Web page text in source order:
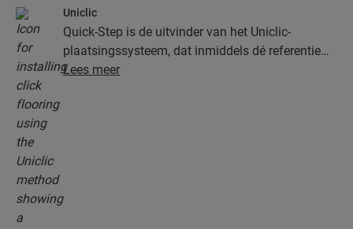
Uniclic
Quick-Step is de uitvinder van het Uniclic-
plaatsingssysteem, dat inmiddels dé referentie
onder de kliksystemen is. Gebruik het
Lees meer